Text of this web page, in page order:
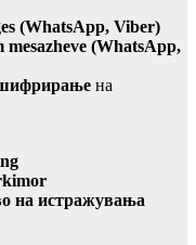
(WhatsApp, Viber)
(WhatsApp,
на
на истражувања